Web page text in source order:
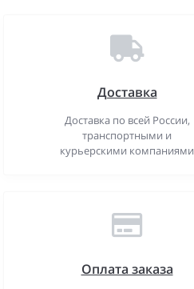
Доставка
Доставка по всей России,
транспортными и
курьерскими компаниями
Оплата заказа